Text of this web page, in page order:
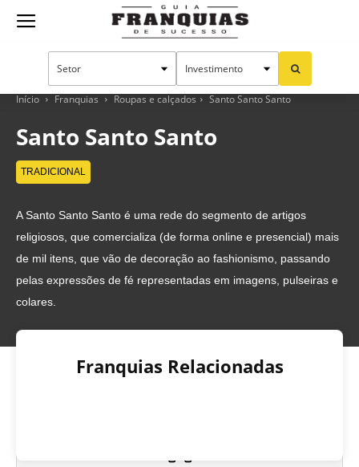
Guia
Franquias
Sucesso
Início Franquias Roupas e calçados Santo Santo Santo
Santo Santo Santo
TRADICIONAL
A Santo Santo Santo é uma rede do segmento de artigos
religiosos, que comercializa (de forma online e presencial) mais
de mil itens, que vão de decoração ao fashionismo, passando
pelas expressões de fé representadas em imagens, pulseiras e
colares.
Franquias Relacionadas